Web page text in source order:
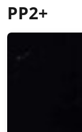
PP2+